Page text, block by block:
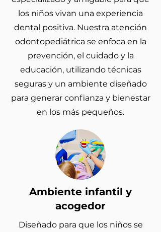
los niños vivan una experiencia
dental positiva. Nuestra atención
odontopediátrica se enfoca en la
prevención, el cuidado y la
educación, utilizando técnicas
seguras y un ambiente diseñado
para generar confianza y bienestar
en los más pequeños.
Ambiente infantil y
acogedor
Diseñado para que los niños se